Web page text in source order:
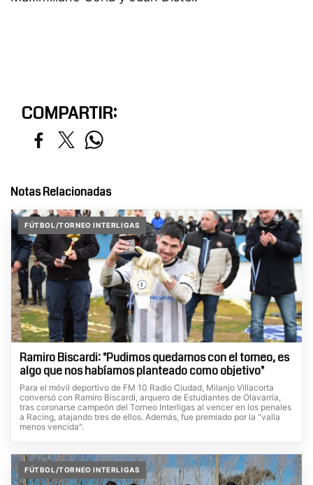
COMPARTIR:
Notas Relacionadas
FÚTBOL/TORNEO INTERLIGAS
Ramiro Biscardi: "Pudimos quedarnos con el torneo, es
algo que nos habíamos planteado como objetivo"
Para el móvil deportivo de FM 10 Radio Ciudad, Milanjo Villacorta
conversó con Ramiro Biscardi, arquero de Estudiantes de Olavarría,
tras coronarse campeón del Torneo Interligas al vencer en los penales
a Racing, atajando tres de ellos. Además, fue premiado por la "valla
menos vencida".
FÚTBOL/TORNEO INTERLIGAS